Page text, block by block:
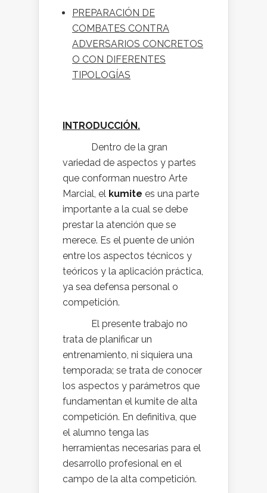
PREPARACIÓN DE
COMBATES CONTRA
ADVERSARIOS CONCRETOS
O CON DIFERENTES
TIPOLOGÍAS
INTRODUCCIÓN.
Dentro de la gran
variedad de aspectos y partes
que conforman nuestro Arte
Marcial, el kumite es una parte
importante a la cual se debe
prestar la atención que se
merece. Es el puente de unión
entre los aspectos técnicos y
teóricos y la aplicación práctica,
ya sea defensa personal o
competición.
El presente trabajo no
trata de planificar un
entrenamiento, ni siquiera una
temporada; se trata de conocer
los aspectos y parámetros que
fundamentan el kumite de alta
competición. En definitiva, que
el alumno tenga las
herramientas necesarias para el
desarrollo profesional en el
campo de la alta competición.